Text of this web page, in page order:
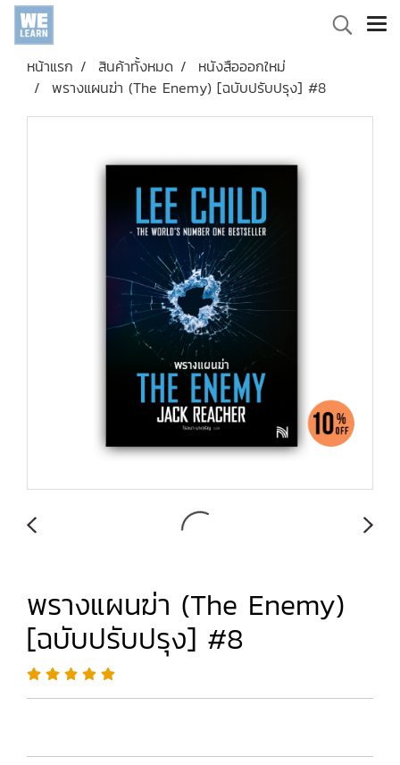
หน้าแรก สินค้าทั้งหมด
หนังสือออกใหม่
พรางแผนฆ่า (The Enemy) [ฉบับปรับปรุง] #8
พรางแผนฆ่า (The Enemy)
[ฉบับปรับปรุง] #8